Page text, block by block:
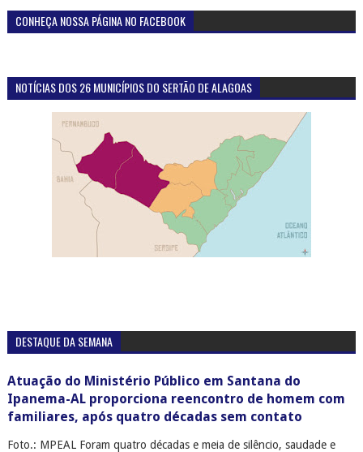
CONHEÇA NOSSA PÁGINA NO FACEBOOK
NOTÍCIAS DOS 26 MUNICÍPIOS DO SERTÃO DE ALAGOAS
DESTAQUE DA SEMANA
Atuação do Ministério Público em Santana do
Ipanema-AL proporciona reencontro de homem com
familiares, após quatro décadas sem contato
Foto.: MPEAL Foram quatro décadas e meia de silêncio, saudade e